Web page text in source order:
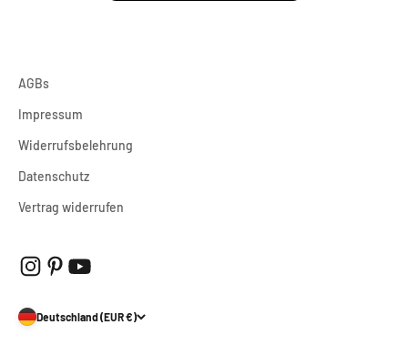
AGBs
Impressum
Widerrufsbelehrung
Datenschutz
Vertrag widerrufen
Deutschland (EUR €)